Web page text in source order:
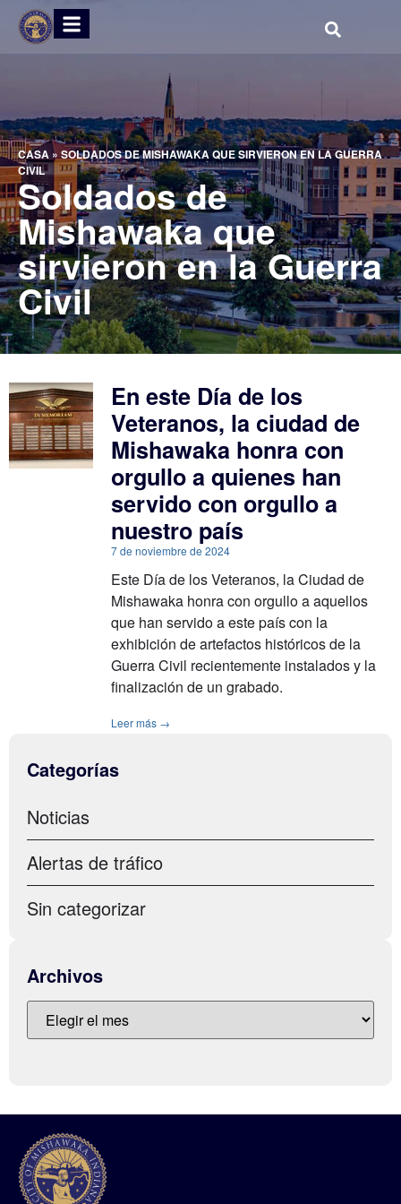
CASA » SOLDADOS DE MISHAWAKA QUE SIRVIERON EN LA GUERRA
CIVIL
Soldados de
Mishawaka que
sirvieron en la Guerra
Civil
En este Día de los
Veteranos, la ciudad de
Mishawaka honra con
orgullo a quienes han
servido con orgullo a
nuestro país
7 de noviembre de 2024
Este Día de los Veteranos, la Ciudad de
Mishawaka honra con orgullo a aquellos
que han servido a este país con la
exhibición de artefactos históricos de la
Guerra Civil recientemente instalados y la
finalización de un grabado.
Leer más →
Categorías
Noticias
Alertas de tráfico
Sin categorizar
Archivos